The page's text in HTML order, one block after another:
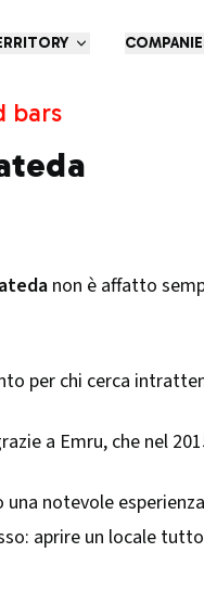
bars
non è affatto
per chi cerca
a Emru, che nel
una notevole
aprire un locale